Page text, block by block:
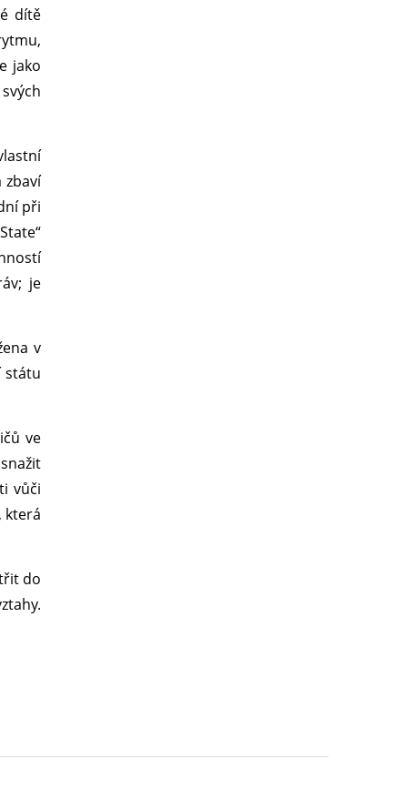
dítě
jako
zbaví
při
je
v
státu
ve
vůči
která
do